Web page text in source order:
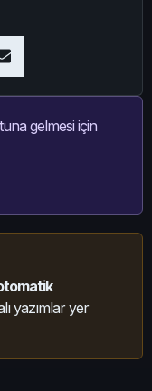
gelmesi için
yazımlar yer